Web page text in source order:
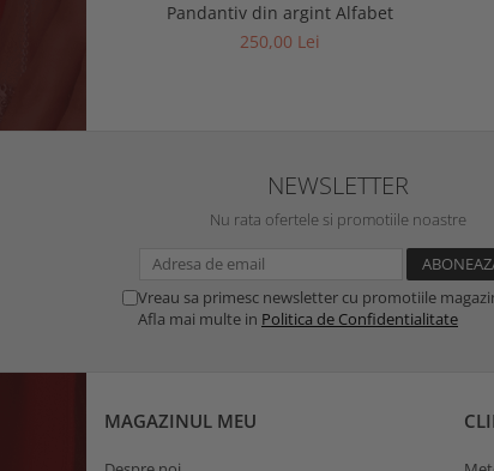
Pandantiv din argint Alfabet
250,00 Lei
NEWSLETTER
Nu rata ofertele si promotiile noastre
Vreau sa primesc newsletter cu promotiile
Afla mai multe in Politica de Confidentialitate
MAGAZINUL MEU